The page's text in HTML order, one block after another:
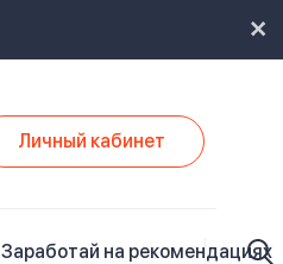
Личный кабинет
Заработай на рекомендациях